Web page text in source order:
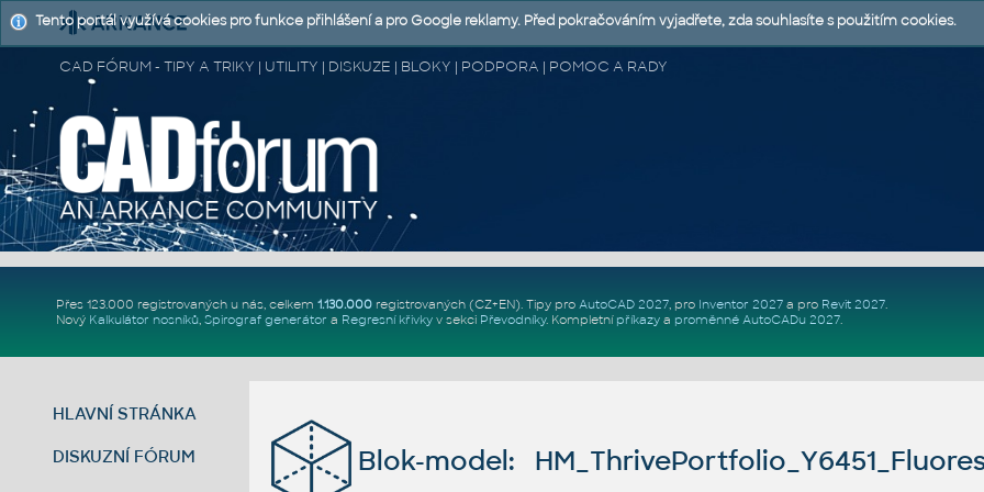
CAD FÓRUM - TIPY A TRIKY | UTILITY | DISKUZE | BLOKY | PODPORA | POMOC A RADY
Přes 123.000 registrovaných u nás, celkem 1.130.000registrovaných (CZ+EN). Tipy pro AutoCAD 2027, pro Inventor 2027a pro Revit 2027.
Nový Kalkulátor nosníků, Spirograf generátor a Regresní křivkyv sekci Převodníky. Kompletní příkazya proměnné AutoCADu 2027.
HLAVNÍ STRÁNKA
DISKUZNÍ FÓRUM Blok-model:
Tento portál využívá cookies pro funkce přihlášení a pro Google reklamy. Před pokračováním vyjadřete, zda souhlasíte s použitím cookies.